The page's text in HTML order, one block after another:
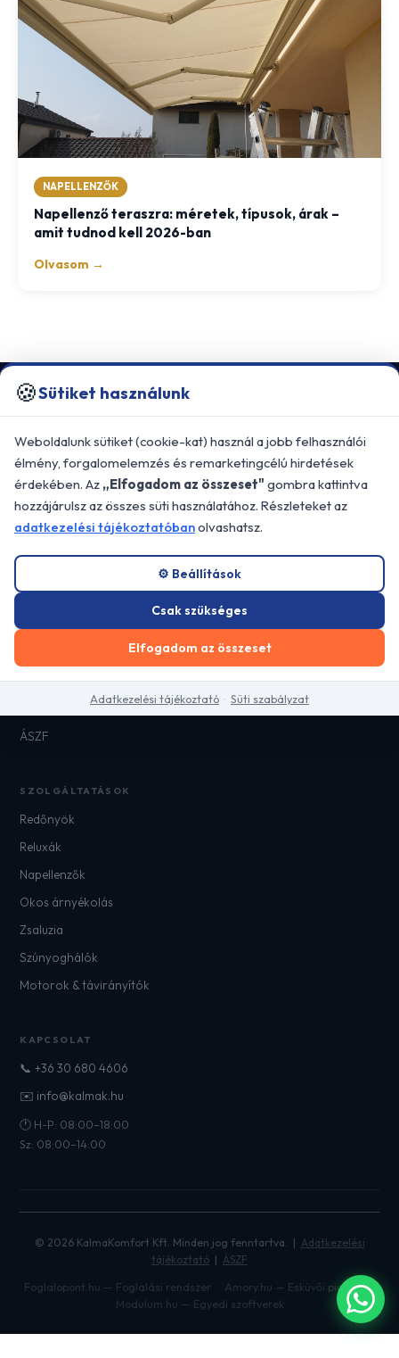
NAPELLENZŐK
Napellenző teraszra: méretek, típusok, árak –
amit tudnod kell 2026-ban
Olvasom →
🍪Sütiket használunk
Weboldalunk sütiket (cookie-kat) használ a jobb felhasználói
élmény, forgalomelemzés és remarketingcélú hirdetések
érdekében. Az „Elfogadom az összeset" gombra kattintva
hozzájárulsz az összes süti használatához. Részleteket az
adatkezelési tájékoztatóbanolvashatsz.
⚙️ Beállítások
Csak szükséges
Elfogadom az összeset
Adatkezelési tájékoztató · Süti szabályzat
KALMAKOMFORT KFT.
Professzionális árnyékolástechnikai
területén.
📍 2310 Szigetszentmiklós, Dorottya u.
26/B
Főoldal
Referenciák
Kapcsolat
Adatkezelési tájékoztató
ÁSZF
SZOLGÁLTATÁSOK
Redőnyök
Reluxák
Napellenzők
Okos árnyékolás
Zsaluzia
Szúnyoghálók
Motorok & távirányítók
KAPCSOLAT
📞 +36 30 680 4606
✉️ info@kalmak.hu
🕐 H-P: 08:00–18:00
Sz: 08:00–14:00
© 2026 KalmaKomfort Kft. Minden jog fenntartva. | Adatkezelési
tájékoztató | ÁSZF
Foglalopont.hu — Foglalási rendszer
Amory.hu — Esküvői piactér
Modulum.hu — Egyedi szoftverek